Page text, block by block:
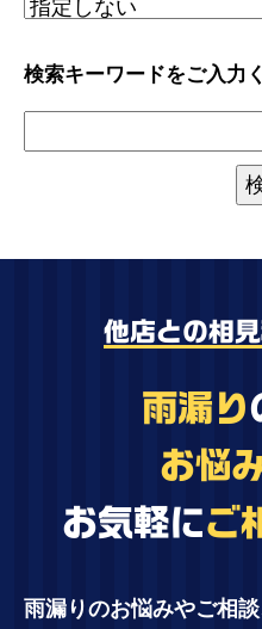
検索キーワードをご入力
他店との相
雨漏り
お悩
お気軽にご
雨漏りのお悩みやご相